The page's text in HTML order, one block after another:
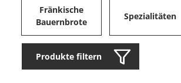
Fränkische
Bauernbrote
Spezialitäten
Produkte filtern